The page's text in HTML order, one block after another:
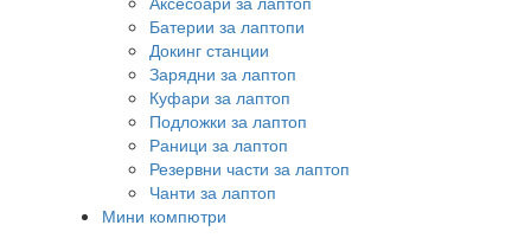
Батерии за лаптопи
Докинг станции
Зарядни за лаптоп
Куфари за лаптоп
Подложки за лаптоп
Раници за лаптоп
Резервни части за лаптоп
Чанти за лаптоп
Мини компютри